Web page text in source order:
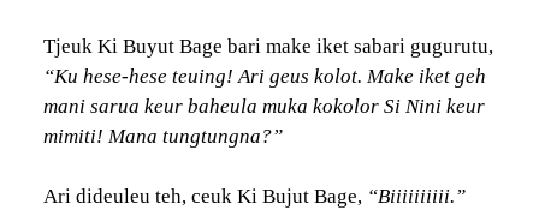
Tjeuk Ki Buyut Bage bari make iket sabari gugurutu,
“Ku hese-hese teuing! Ari geus kolot. Make iket geh
mani sarua keur baheula muka kokolor Si Nini keur
mimiti! Mana tungtungna?”
Ari dideuleu teh, ceuk Ki Bujut Bage, “Biiiiiiiiii.”